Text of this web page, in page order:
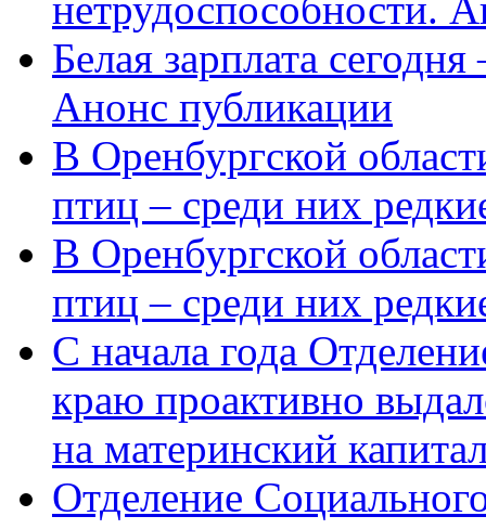
нетрудоспособности.
Белая зарплата
Анонс публикации
В Оренбургской
птиц – среди них
В Оренбургской
птиц – среди них
С начала года
краю проактивно
на материнский
Отделение